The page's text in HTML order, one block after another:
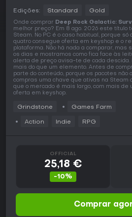
Edições: Standard Gold
Onde comprar Deep Rock Galactic:
melhor preço? Em 8 ago. 2026 este título
Steam. No PC é o caso habitual, porque
quatro consegue oferta em keyshop e o
plataforma. Não há nada a comparar, mas
os dias e mostramos como fica face às
alerta de preço avisa-te de cada descida.
mais do que um elemento. Antes de
parte do conteúdo, porque os pacotes não
compras uma chave que ativas na Steam
que o mercado é mais largo, com mais de
oferta em keyshop.
Grindstone Games Farm
Action Indie RPG
OFFICIAL
25,18 €
-10%
Comprar